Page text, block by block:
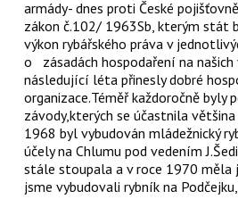
armády- dnes proti České
zákon č.102/ 1963Sb, kterým stát
výkon rybářského práva v
o zásadách hospodaření na našich
následující léta přinesly dobré
organizace.Téměř každoročně byly
závody,kterých se účastnila většina
1968 byl vybudován mládežnický
účely na Chlumu pod vedením
stále stoupala a v roce 1970 měla
jsme vybudovali rybník na